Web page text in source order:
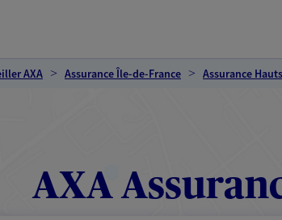
AXA Assurance Île-de-France Assurance
AXA